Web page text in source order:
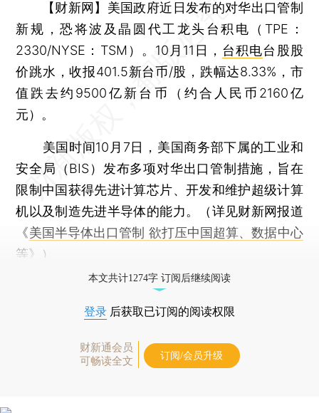
【财新网】 美国政府近日发布的对华出口管制
新规，恐将波及晶圆代工龙头台积电（TPE：
2330/NYSE：TSM）。10月11日， 台积电台股股
价跳水，收报401.5新台币/股，跌幅达8.33%，市
值跌去约9500亿新台币（约合人民币2160亿
元）。
美国时间10月7日，美国商务部下属的工业和
安全局（BIS）发布多项对华出口管制措施，旨在
限制中国获得先进计算芯片、开发和维护超级计算
机以及制造先进半导体的能力。（详见财新网报道
《美国半导体出口管制 欲打压中国超算、数据中心
等》）
本文共计1274字 订阅后继续阅读
登录 后获取已订阅的阅读权限
财新通会员
可畅读全文
订阅/会员升级